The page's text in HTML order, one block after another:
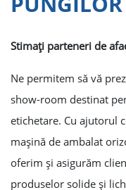
Stimaţi parteneri de
Ne permitem să vă
show-room destinat
etichetare. Cu ajutorul
maşină de ambalat
oferim şi asigurăm
produselor solide şi